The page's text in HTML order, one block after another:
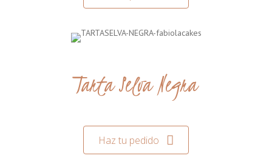
Tarta Selva Negra
Haz tu pedido